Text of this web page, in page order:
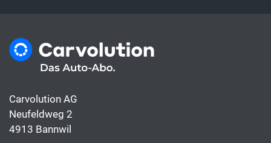
Carvolution AG
Neufeldweg 2
4913 Bannwil